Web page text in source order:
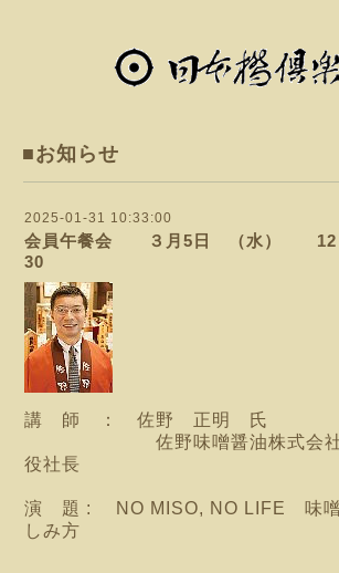
■お知らせ
2025-01-31 10:33:00
会員午餐会 ３月5日 （水） 12
30
講 師 ： 佐野 正明 氏
佐野味噌醤油株式会社
役社長
演 題 : NO MISO, NO LIFE 味噌
しみ方